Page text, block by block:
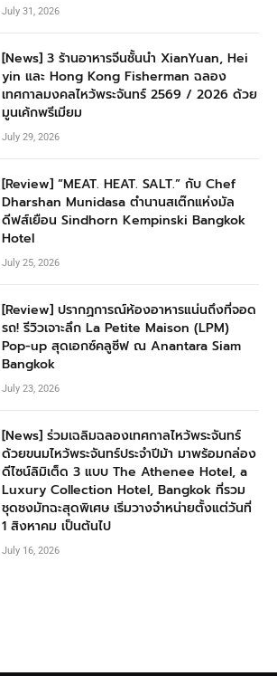
July 31, 2026
[News] 3 ร้านอาหารจีนชั้นนำ XianYuan, Hei
yin และ Hong Kong Fisherman ฉลอง
เทศกาลมงคลไหว้พระจันทร์ 2569 / 2026 ด้วย
มูนเค้กพรีเมียม
July 29, 2026
[Review] “MEAT. HEAT. SALT.” กับ Chef
Dharshan Munidasa ตำนานสเต๊กแห่งมัล
ดีฟส์เยือน Sindhorn Kempinski Bangkok
Hotel
July 25, 2026
[Review] ปรากฏการณ์ห้องอาหารแน่นถึงที่จอด
รถ! รีวิวเจาะลึก La Petite Maison (LPM)
Pop-up สุดเอกซ์คลูซีฟ ณ Anantara Siam
Bangkok
July 23, 2026
[News] ร่วมเฉลิมฉลองเทศกาลไหว้พระจันทร์
ด้วยขนมไหว้พระจันทร์ประจำปีม้า มาพร้อมกล่อง
ดีไซน์ลิมิเต็ด 3 แบบ The Athenee Hotel, a
Luxury Collection Hotel, Bangkok ที่รวม
ชุดชงมัทฉะสุดพิเศษ เริ่มวางจำหน่ายตั้งแต่วันที่
1 สิงหาคม เป็นต้นไป
July 16, 2026